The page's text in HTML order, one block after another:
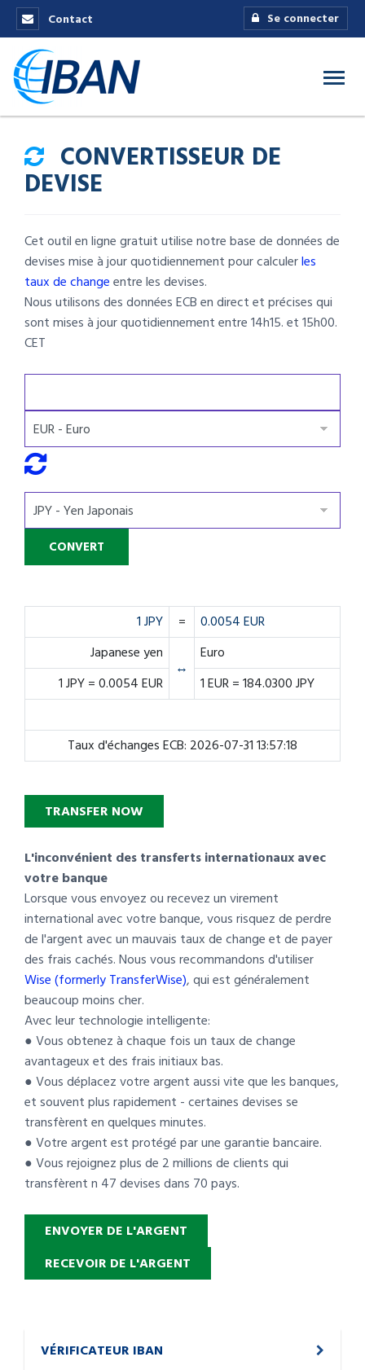
Contact Se connecter
CONVERTISSEUR DE
DEVISE
Cet outil en ligne gratuit utilise notre base de données de
devises mise à jour quotidiennement pour calculerles
taux de changeentre les devises.
Nous utilisons des données ECB en direct et précises qui
sont mises à jour quotidiennement entre 14h15. et 15h00.
CET
1 JPY =
0.0054 EUR
Japanese yen
↔
Euro
1 JPY = 0.0054 EUR
1 EUR = 184.0300 JPY
Taux d'échanges ECB: 2026-07-31 13:57:18
TRANSFER NOW
L'inconvénient des transferts internationaux avec
votre banque
Lorsque vous envoyez ou recevez un virement
international avec votre banque, vous risquez de perdre
de l'argent avec un mauvais taux de change et de payer
des frais cachés. Nous vous recommandons d'utiliser
Wise (formerly TransferWise), qui est généralement
beaucoup moins cher.
Avec leur technologie intelligente:
● Vous obtenez à chaque fois un taux de change
avantageux et des frais initiaux bas.
● Vous déplacez votre argent aussi vite que les banques,
et souvent plus rapidement - certaines devises se
transfèrent en quelques minutes.
● Votre argent est protégé par une garantie bancaire.
● Vous rejoignez plus de 2 millions de clients qui
transfèrent n 47 devises dans 70 pays.
ENVOYER DE L'ARGENT
RECEVOIR DE L'ARGENT
VÉRIFICATEUR IBAN